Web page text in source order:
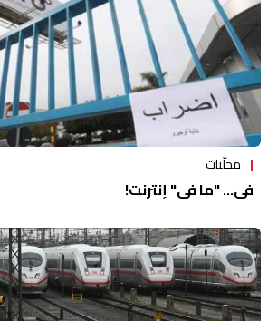
محلّيات
في... "ما في" إنترنت!